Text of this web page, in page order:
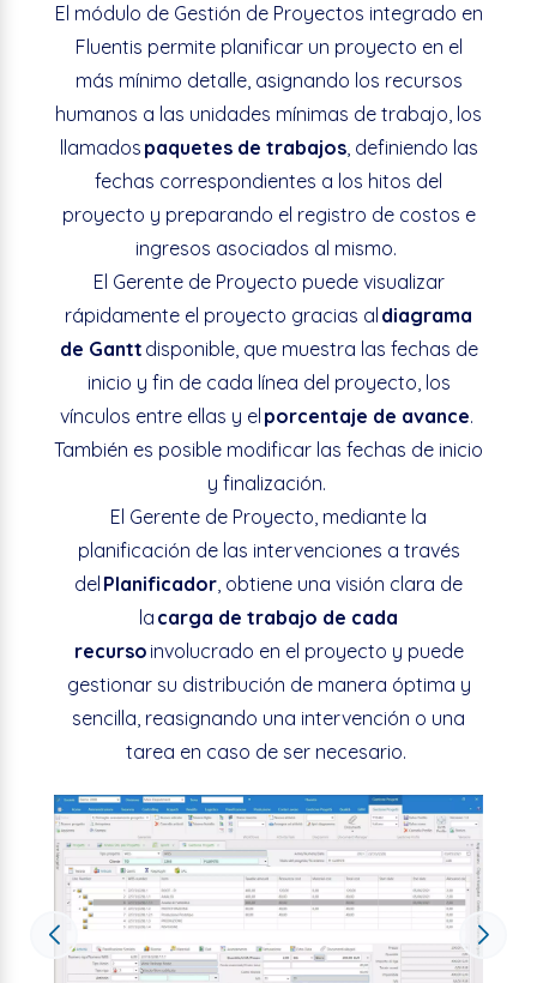
El módulo de Gestión de Proyectos integrado en
Fluentis permite planificar un proyecto en el
más mínimo detalle, asignando los recursos
humanos a las unidades mínimas de trabajo, los
llamados paquetes de trabajos, definiendo las
fechas correspondientes a los hitos del
proyecto y preparando el registro de costos e
ingresos asociados al mismo.
El Gerente de Proyecto puede visualizar
rápidamente el proyecto gracias al diagrama
de Gantt disponible, que muestra las fechas de
inicio y fin de cada línea del proyecto, los
vínculos entre ellas y el porcentaje de avance.
También es posible modificar las fechas de inicio
y finalización.
El Gerente de Proyecto, mediante la
planificación de las intervenciones a través
del Planificador, obtiene una visión clara de
la carga de trabajo de cada
recurso involucrado en el proyecto y puede
gestionar su distribución de manera óptima y
sencilla, reasignando una intervención o una
tarea en caso de ser necesario.